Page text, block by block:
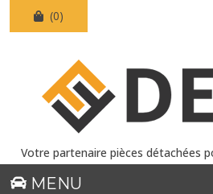
(0)
Votre partenaire pièces détachées
MENU